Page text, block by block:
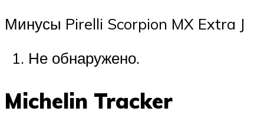
Минусы Pirelli Scorpion MX Extra J
Не обнаружено.
Michelin Tracker